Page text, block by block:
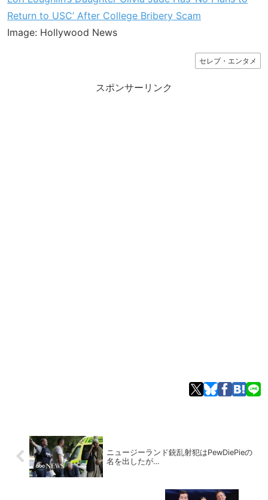
Return to USC’ After College Bribery Scam
Image: Hollywood News
セレブ・エンタメ
スポンサーリンク
ニュージーランド銃乱射犯はPewDiePieの
名を出したが…